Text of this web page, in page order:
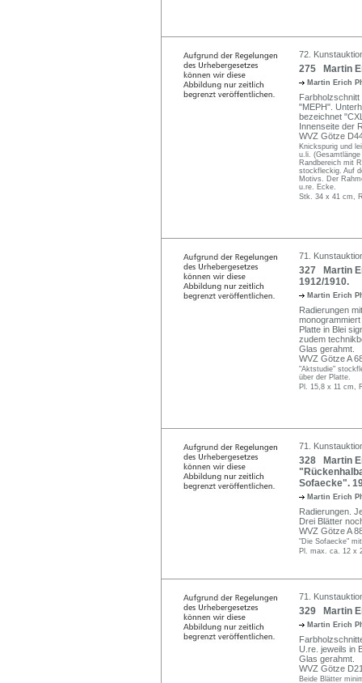
72.
275 Martin
Martin Erich
"MEPH".
bezeichnet
Innenseite der
WVZ Götze
Knickspurig und
u.li.
Randbereich mit
stockfleckig. Auf
Motivs. Der
u.re. Ecke.
Stk. 34 x 41 cm,
71.
327 Martin
1912/1910.
Martin Erich
Radierungen
Platte in Blei
zudem
Glas gerahmt.
WVZ Götze A
"Aktstudie"
über der Platte.
Pl. 15,8 x 11 cm,
71.
328 Martin
Sofaecke".
Martin Erich
Radierungen.
Drei Blätter
WVZ Götze A
"Die Sofaecke"
Pl. max. ca. 12 x
71.
329 Martin
Martin Erich
U.re. jeweils in
Glas gerahmt.
WVZ Götze
Beide Blätter